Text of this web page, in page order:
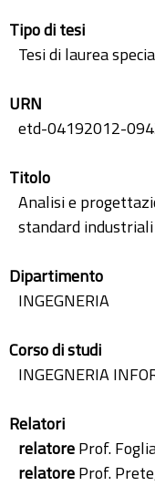
Tipo di tesi
Tesi di laurea
URN
etd-04192012-
Titolo
Analisi e
standard industriali
Dipartimento
INGEGNERIA
Corso di studi
INGEGNERIA
Relatori
relatoreProf.
relatoreProf.